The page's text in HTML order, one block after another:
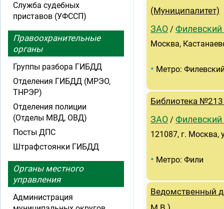
(Муниципалитет)
ЗАО /
Москва,
• Метро:
Библиотека
ЗАО /
121087, г. Москва,
• Метро: Фили
Ведомственный
Служба судебных
приставов (УФССП)
Правоохранительные
органы
Группы разбора ГИБДД
Отделения ГИБДД (МРЭО,
ТНРЭР)
Отделения полиции
(Отделы МВД, ОВД)
Посты ДПС
Штрафстоянки ГИБДД
Органы местного
управления
Администрация